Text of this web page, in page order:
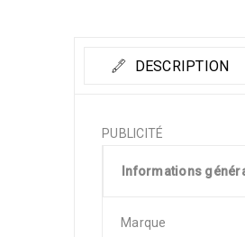
DESCRIPTION
PUBLICITÉ
Informations
Marque